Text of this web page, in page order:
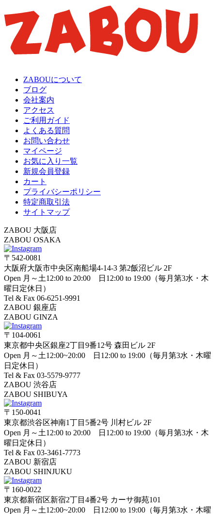
ZABOUについて
ブログ
会社案内
アクセス
ご利用ガイド
よくある質問
お問い合わせ
マイページ
お気に入り一覧
新規会員登録
カート
プライバシーポリシー
特定商取引法
サイトマップ
ZABOU 大阪店
ZABOU OSAKA
〒542-0081
大阪府大阪市中央区南船場4-14-3 第2飯沼ビル 2F
Open 月～土12:00 to 20:00 日12:00 to 19:00（毎月第3水・木
曜日定休日）
Tel & Fax 06-6251-9991
ZABOU 銀座店
ZABOU GINZA
〒104-0061
東京都中央区銀座2丁目9番12号 森田ビル 2F
Open 月～土12:00~20:00 日12:00 to 19:00（毎月第3水・木曜
日定休日）
Tel & Fax 03-5579-9777
ZABOU 渋谷店
ZABOU SHIBUYA
〒150-0041
東京都渋谷区神南1丁目5番2号 川村ビル 2F
Open 月～土12:00 to 20:00 日12:00 to 19:00（毎月第3水・木
曜日定休日）
Tel & Fax 03-3461-7773
ZABOU 新宿店
ZABOU SHINJUKU
〒160-0022
東京都新宿区新宿2丁目4番2号 カーサ御苑101
Open 月～土12:00~20:00 日12:00 to 19:00（毎月第3水・木曜